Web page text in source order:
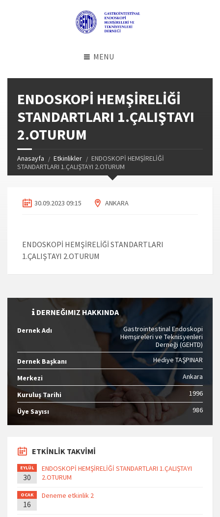
MENU
ENDOSKOPİ HEMŞİRELİĞİ
STANDARTLARI 1.ÇALIŞTAYI
2.OTURUM
Anasayfa Etkinlikler
ENDOSKOPİ HEMŞİRELİĞİ
STANDARTLARI 1.ÇALIŞTAYI 2.OTURUM
30.09.2023 09:15 ANKARA
ENDOSKOPİ HEMŞİRELİĞİ STANDARTLARI
1.ÇALIŞTAYI 2.OTURUM
DERNEĞIMIZ HAKKINDA
Dernek Adı
Gastrointestinal Endoskopi
Hemşireleri ve Teknisyenleri
Derneği (GEHTD)
Dernek Başkanı
Hediye TAŞPINAR
Merkezi Ankara
Kuruluş Tarihi 1996
Üye Sayısı 986
ETKİNLİK TAKVİMİ
EYLÜL
30
ENDOSKOPİ HEMŞİRELİĞİ STANDARTLARI 1.ÇALIŞTAYI
2.OTURUM
OCAK
16
Deneme etkinlik 2